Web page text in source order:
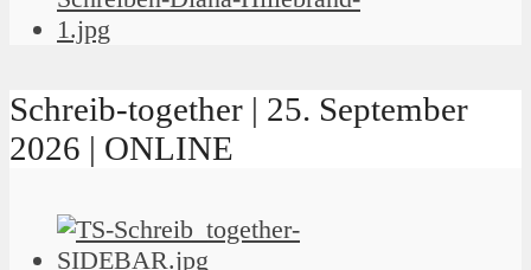
Schreib-together | 25. September
2026 | ONLINE